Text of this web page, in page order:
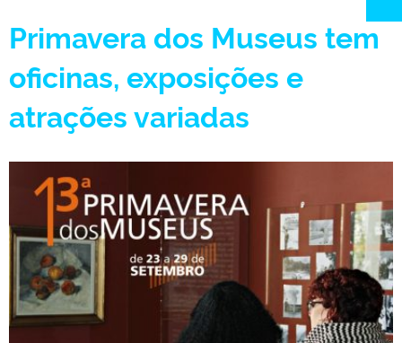
Primavera dos Museus tem
oficinas, exposições e
atrações variadas